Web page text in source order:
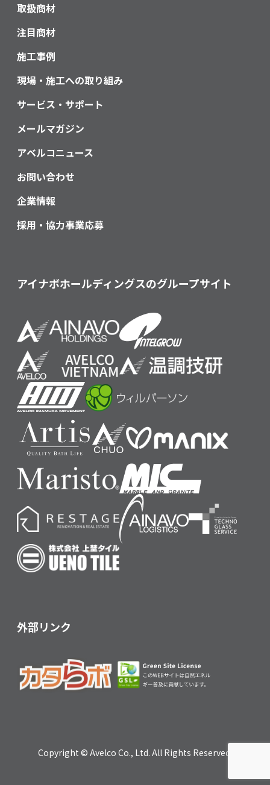
取扱商材
注目商材
施工事例
現場・施工への取り組み
サービス・サポート
メールマガジン
アベルコニュース
お問い合わせ
企業情報
採用・協力事業応募
アイナボホールディングスのグループサイト
外部リンク
Copyright © Avelco Co., Ltd. All Rights Reserved.